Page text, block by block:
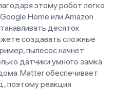
этому робот легко
Home или Amazon
десяток
создавать сложные
пылесос начнет
датчики умного замка
Matter обеспечивает
поэтому реакция